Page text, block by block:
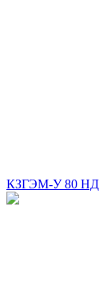
КЗГЭМ-У 80 НД